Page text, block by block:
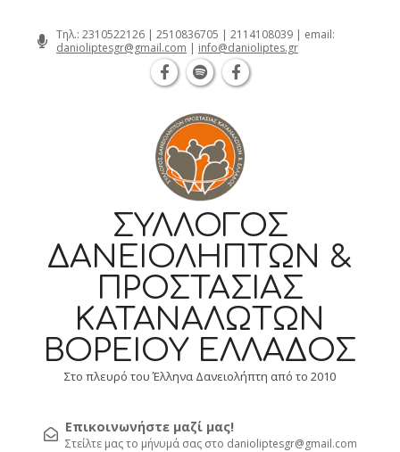
Τηλ.: 2310522126 | 2510836705 | 2114108039 | email:
danioliptesgr@gmail.com | info@danioliptes.gr
ΣΎΛΛΟΓΟΣ
ΔΑΝΕΙΟΛΗΠΤΏΝ &
ΠΡΟΣΤΑΣΊΑΣ
ΚΑΤΑΝΑΛΩΤΏΝ
ΒΟΡΕΊΟΥ ΕΛΛΆΔΟΣ
Στο πλευρό του Έλληνα Δανειολήπτη από το 2010
Επικοινωνήστε μαζί μας!
Στείλτε μας το μήνυμά σας στο danioliptesgr@gmail.com